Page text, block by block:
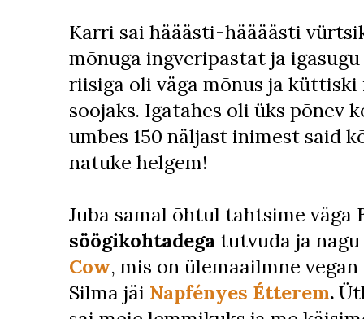
Karri sai hääästi-häääästi
mõnuga ingveripastat ja
riisiga oli väga mõnus ja küttiski
soojaks. Igatahes oli üks põnev
umbes 150 näljast inimest said
natuke helgem!
Juba samal õhtul tahtsime väga
söögikohtadega tutvuda ja
Cow, mis on ülemaailmne
Silma jäi Napfényes Étterem.